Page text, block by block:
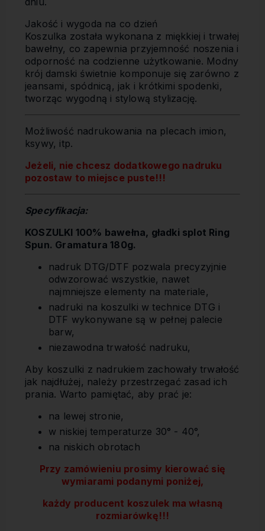
Jakość i wygoda na co dzień
Koszulka została wykonana z miękkiej i trwałej
bawełny, co zapewnia przyjemność noszenia i
odporność na codzienne użytkowanie. Modny
krój damski świetnie komponuje się zarówno z
jeansami, spódnicą, jak i krótkimi spodenki,
tworząc wygodną i stylową stylizację.
Możliwość nadrukowania na plecach imion,
ksywy, itp.
Jeżeli, nie chcesz dodatkowego nadruku
pozostaw to miejsce puste!!!
Specyfikacja:
KOSZULKI 100% bawełna, gładki splot Ring
Spun. Gramatura 180g.
nadruk DTG/DTF pozwala precyzyjnie
odwzorować wszystkie, nawet
najmniejsze elementy na materiale,
nadruki na koszulki w technice DTG i
DTF wykonywane są w pełnej palecie
barw,
niezawodna trwałość nadruku,
Aby koszulki z nadrukiem zachowały trwałość
jak najdłużej, należy przestrzegać zasad ich
prania. Warto pamiętać, aby prać je:
na lewej stronie,
w niskiej temperaturze 30° - 40°,
na niskich obrotach
Przy zamówieniu prosimy kierować się
wymiarami podanymi poniżej,
każdy producent koszulek ma własną
rozmiarówkę!!!